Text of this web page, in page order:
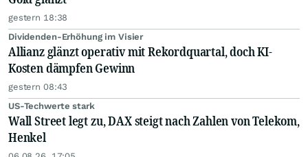
gestern 18:38
Dividenden-Erhöhung im Visier
Allianz glänzt operativ mit Rekordquartal, doch KI-
Kosten dämpfen Gewinn
gestern 08:43
US-Techwerte stark
Wall Street legt zu, DAX steigt nach Zahlen von Telekom,
Henkel